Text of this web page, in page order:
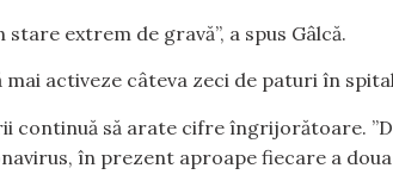
extrem de gravă”, a spus Gâlcă.
activeze câteva zeci de paturi în
continuă să arate cifre îngrijorătoare.
în prezent aproape fiecare a